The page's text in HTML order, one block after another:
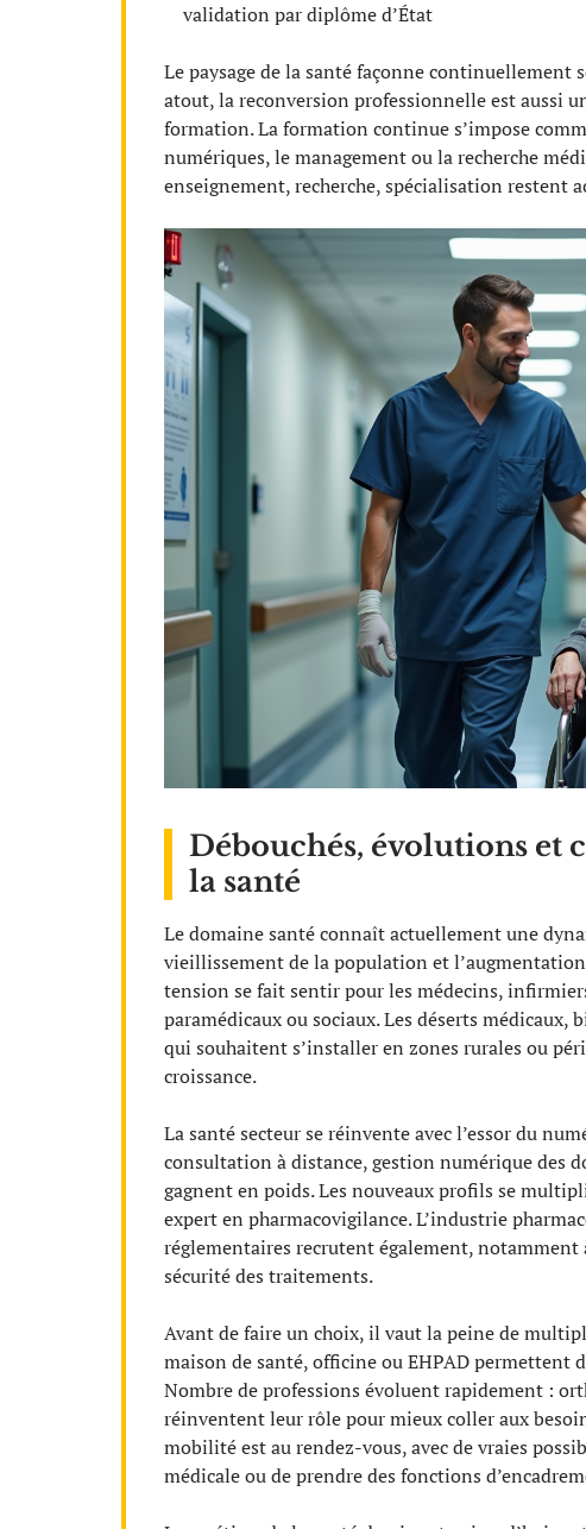
validation par diplôme d’État
Le paysage de la santé façonne
atout, la reconversion professionnelle est aussi
formation. La formation continue s’impose
numériques, le management ou la recherche
enseignement, recherche, spécialisation restent
Débouchés, évolutions et
la santé
Le domaine santé connaît actuellement une
vieillissement de la population et
tension se fait sentir pour les médecins,
paramédicaux ou sociaux. Les déserts
qui souhaitent s’installer en zones rurales ou
croissance.
La santé secteur se réinvente avec l’essor du
consultation à distance, gestion numérique des
gagnent en poids. Les nouveaux profils se
expert en pharmacovigilance. L’industrie
réglementaires recrutent également,
sécurité des traitements.
Avant de faire un choix, il vaut la peine de
maison de santé, officine ou EHPAD permettent
Nombre de professions évoluent rapidement :
réinventent leur rôle pour mieux coller aux
mobilité est au rendez-vous, avec de vraies
médicale ou de prendre des fonctions